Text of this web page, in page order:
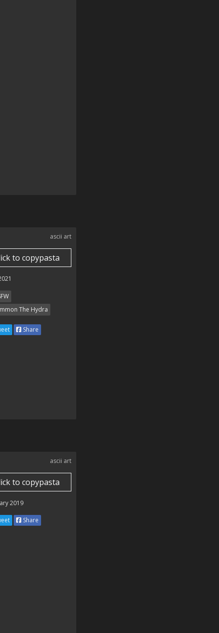
ascii art
to copypasta
The Hydra
Share
ascii art
to copypasta
2019
Share